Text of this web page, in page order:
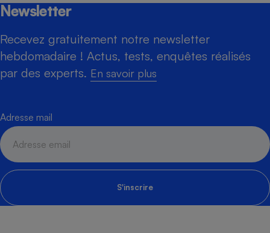
Newsletter
Recevez gratuitement notre newsletter
hebdomadaire ! Actus, tests, enquêtes réalisés
par des experts. En savoir plus
Adresse mail
S'inscrire